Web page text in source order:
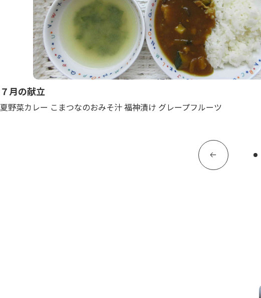
７月の献立
夏野菜カレー こまつなのおみそ汁 福神漬け グレープフルーツ